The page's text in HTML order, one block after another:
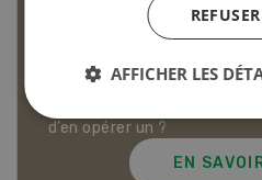
EN
AFFICHER LES